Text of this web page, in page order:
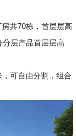
共70栋，首层层高
层产品首层层高
可自由分割，组合